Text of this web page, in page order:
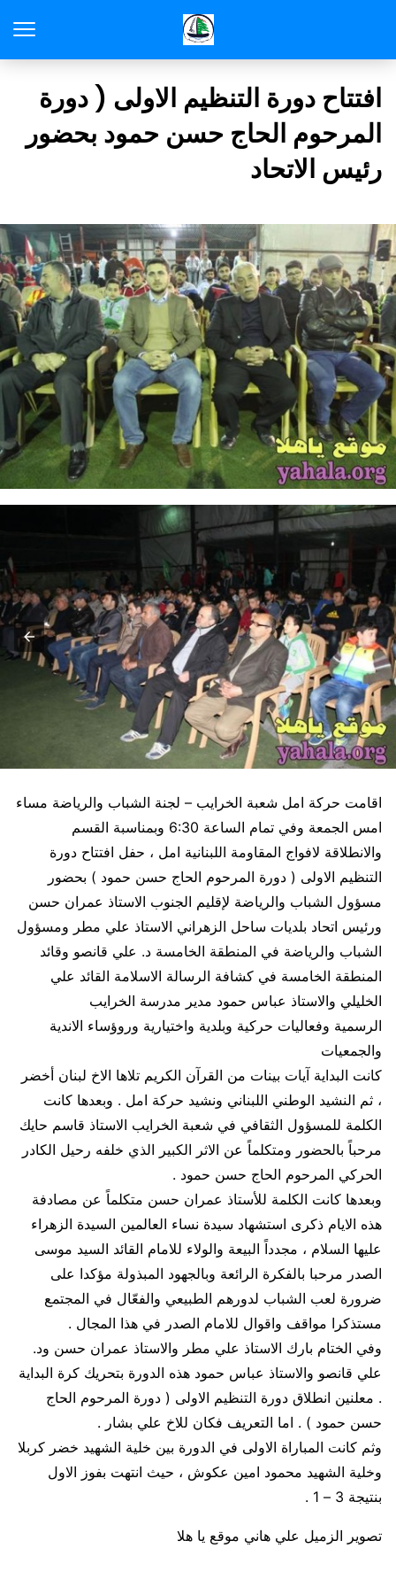
افتتاح دورة التنظيم الاولى ( دورة
المرحوم الحاج حسن حمود بحضور
رئيس الاتحاد
اقامت حركة امل شعبة الخرايب – لجنة الشباب والرياضة مساء
امس الجمعة وفي تمام الساعة 6:30 وبمناسبة القسم
والانطلاقة لافواج المقاومة اللبنانية امل ، حفل افتتاح دورة
التنظيم الاولى ( دورة المرحوم الحاج حسن حمود ) بحضور
مسؤول الشباب والرياضة لإقليم الجنوب الاستاذ عمران حسن
ورئيس اتحاد بلديات ساحل الزهراني الاستاذ علي مطر ومسؤول
الشباب والرياضة في المنطقة الخامسة د. علي قانصو وقائد
المنطقة الخامسة في كشافة الرسالة الاسلامة القائد علي
الخليلي والاستاذ عباس حمود مدير مدرسة الخرايب
الرسمية وفعاليات حركية وبلدية واختيارية وروؤساء الاندية
والجمعيات
كانت البداية آيات بينات من القرآن الكريم تلاها الاخ لبنان أخضر
، ثم النشيد الوطني اللبناني ونشيد حركة امل . وبعدها كانت
الكلمة للمسؤول الثقافي في شعبة الخرايب الاستاذ قاسم حايك
مرحباً بالحضور ومتكلماً عن الاثر الكبير الذي خلفه رحيل الكادر
الحركي المرحوم الحاج حسن حمود .
وبعدها كانت الكلمة للأستاذ عمران حسن متكلماً عن مصادفة
هذه الايام ذكرى استشهاد سيدة نساء العالمين السيدة الزهراء
عليها السلام ، مجدداً البيعة والولاء للامام القائد السيد موسى
الصدر مرحبا بالفكرة الرائعة وبالجهود المبذولة مؤكدا على
ضرورة لعب الشباب لدورهم الطبيعي والفعّال في المجتمع
مستذكرا مواقف واقوال للامام الصدر في هذا المجال .
وفي الختام بارك الاستاذ علي مطر والاستاذ عمران حسن ود.
علي قانصو والاستاذ عباس حمود هذه الدورة بتحريك كرة البداية
. معلنين انطلاق دورة التنظيم الاولى ( دورة المرحوم الحاج
حسن حمود ) . اما التعريف فكان للاخ علي بشار .
وثم كانت المباراة الاولى في الدورة بين خلية الشهيد خضر كربلا
وخلية الشهيد محمود امين عكوش ، حيث انتهت بفوز الاول
بنتيجة 3 – 1 .
تصوير الزميل علي هاني موقع يا هلا